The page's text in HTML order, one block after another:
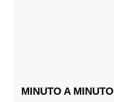
MINUTO A MINUTO